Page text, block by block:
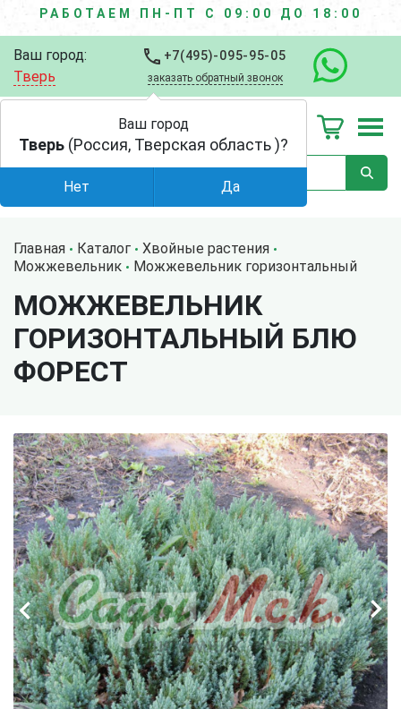
РАБОТАЕМ ПН-ПТ С 09:00 ДО 18:00
Ваш город:
Тверь
+7(495)-095-95-05
заказать обратный звонок
Главная Каталог
Хвойные растения
Можжевельник
Можжевельник горизонтальный
МОЖЖЕВЕЛЬНИК
ГОРИЗОНТАЛЬНЫЙ БЛЮ
ФОРЕСТ
Ваш город
Тверь (Россия, Тверская область )?
Нет Да